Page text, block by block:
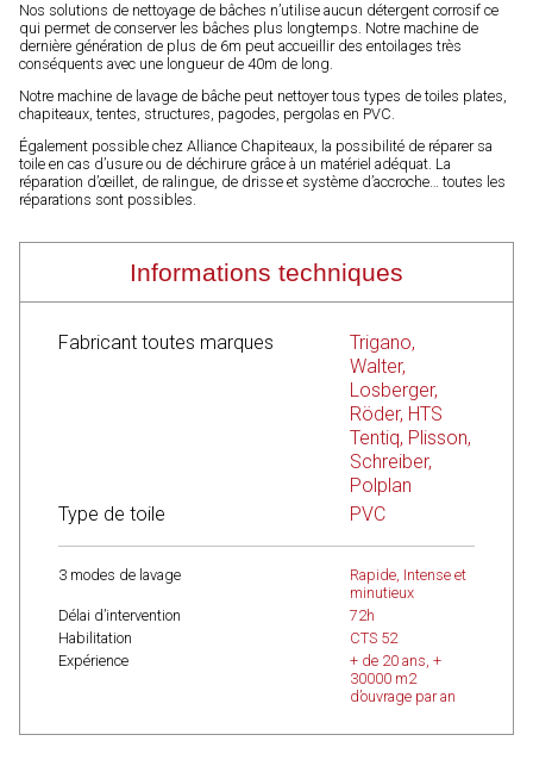
Nos solutions de nettoyage de bâches n’utilise aucun détergent corrosif ce
qui permet de conserver les bâches plus longtemps. Notre machine de
dernière génération de plus de 6m peut accueillir des entoilages très
conséquents avec une longueur de 40m de long.
Notre machine de lavage de bâche peut nettoyer tous types de toiles plates,
chapiteaux, tentes, structures, pagodes, pergolas en PVC.
Également possible chez Alliance Chapiteaux, la possibilité de réparer sa
toile en cas d’usure ou de déchirure grâce à un matériel adéquat. La
réparation d’œillet, de ralingue, de drisse et système d’accroche… toutes les
réparations sont possibles.
Informations techniques
Fabricant toutes marques
Trigano,
Walter,
Losberger,
Röder, HTS
Tentiq, Plisson,
Schreiber,
Polplan
Type de toile
PVC
3 modes de lavage
Rapide, Intense et
minutieux
Délai d’intervention
72h
Habilitation
CTS 52
Expérience
+ de 20 ans, +
30000 m2
d’ouvrage par an